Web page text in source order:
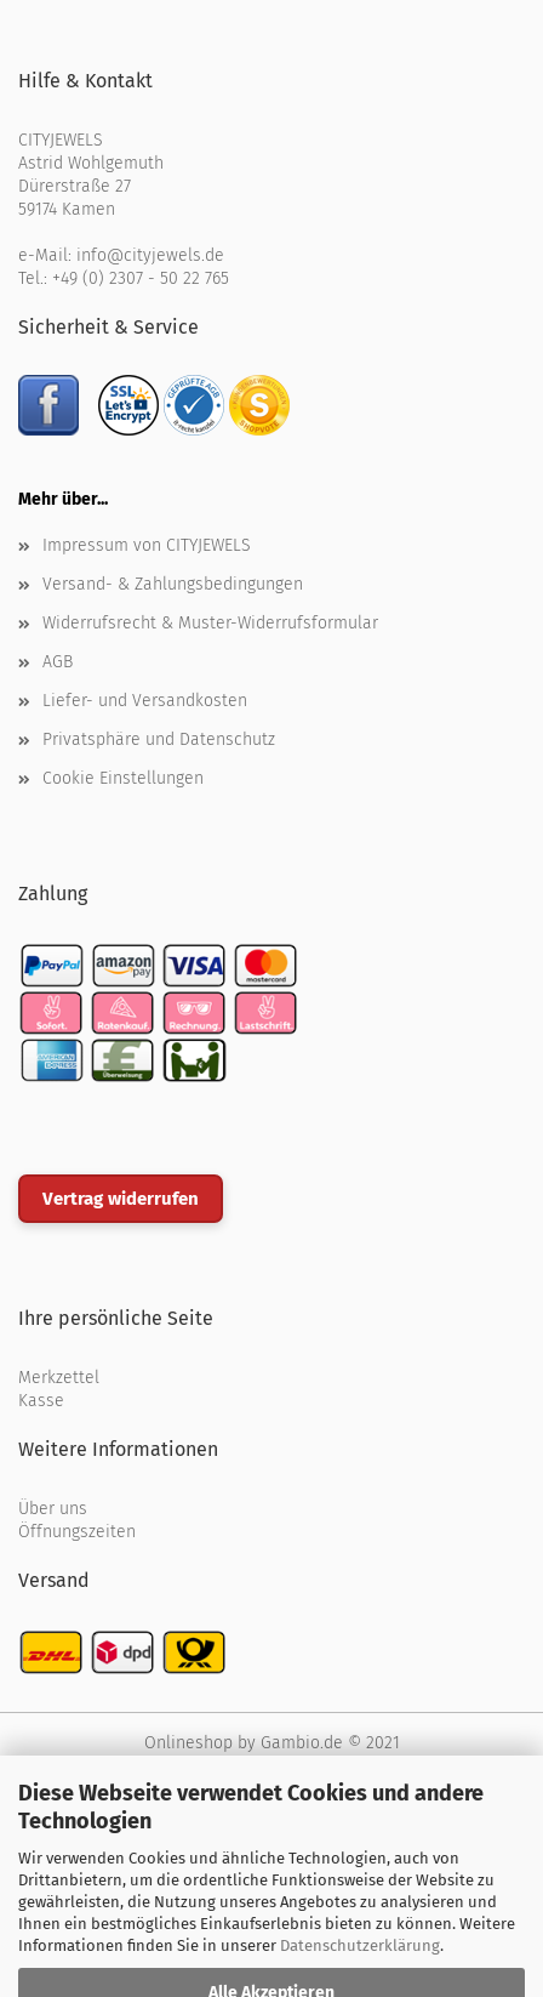
Diese Webseite verwendet Cookies und andere
Technologien
Wir verwenden Cookies und ähnliche Technologien, auch von
Drittanbietern, um die ordentliche Funktionsweise der Website zu
gewährleisten, die Nutzung unseres Angebotes zu analysieren und
Ihnen ein bestmögliches Einkaufserlebnis bieten zu können. Weitere
Informationen finden Sie in unserer Datenschutzerklärung.
Alle Akzeptieren
Hilfe & Kontakt
CITYJEWELS
Astrid Wohlgemuth
Dürerstraße 27
59174 Kamen
e-Mail: info@cityjewels.de
Tel.: +49 (0) 2307 - 50 22 765
Sicherheit & Service
Mehr über...
Impressum von CITYJEWELS
Versand- & Zahlungsbedingungen
Widerrufsrecht & Muster-Widerrufsformular
AGB
Liefer- und Versandkosten
Privatsphäre und Datenschutz
Cookie Einstellungen
Zahlung
Vertrag widerrufen
Ihre persönliche Seite
Merkzettel
Kasse
Weitere Informationen
Über uns
Öffnungszeiten
Versand
Onlineshopby Gambio.de © 2021